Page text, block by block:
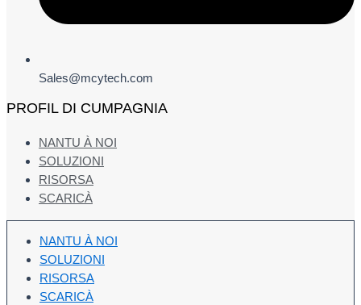
Sales@mcytech.com
PROFIL DI CUMPAGNIA
NANTU À NOI
SOLUZIONI
RISORSA
SCARICÀ
NANTU À NOI
SOLUZIONI
RISORSA
SCARICÀ